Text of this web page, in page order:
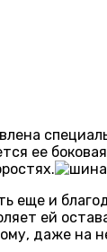
ее
еще и
ей
даже на